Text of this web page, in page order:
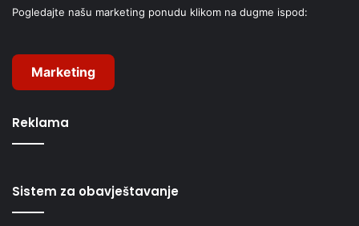
Pogledajte našu marketing ponudu klikom na dugme ispod:
Marketing
Reklama
Sistem za obavještavanje